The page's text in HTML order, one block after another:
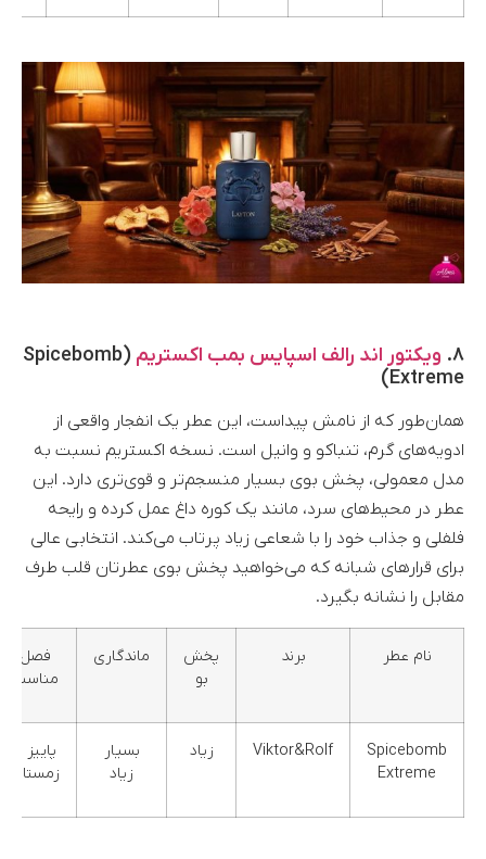
۸. ویکتور اند رالف اسپایس بمب اکستریم (Spicebomb
Extreme)
همان‌طور که از نامش پیداست، این عطر یک انفجار واقعی از
ادویه‌های گرم، تنباکو و وانیل است. نسخه اکستریم نسبت به
مدل معمولی، پخش بوی بسیار منسجم‌تر و قوی‌تری دارد. این
عطر در محیط‌های سرد، مانند یک کوره داغ عمل کرده و رایحه
فلفلی و جذاب خود را با شعاعی زیاد پرتاب می‌کند. انتخابی عالی
برای قرارهای شبانه که می‌خواهید پخش بوی عطرتان قلب طرف
مقابل را نشانه بگیرد.
نام عطر برند
پخش
بو
ماندگاری
فصل
مناسب
Spicebomb
Extreme
Viktor&Rolf زیاد
بسیار
زیاد
پاییز و
زمستان